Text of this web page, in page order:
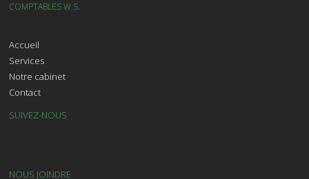
COMPTABLES W.S.
Accueil
Services
Notre cabinet
Contact
SUIVEZ-NOUS
NOUS JOINDRE